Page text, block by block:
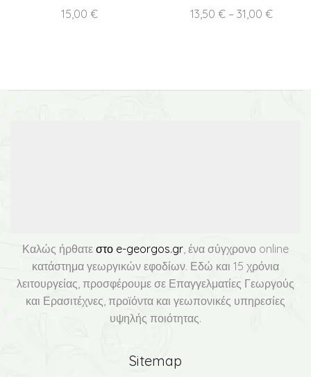
15,00 €
Ευθυμιάδης
13,50 € – 31,00 €Price
Καλώς ήρθατε στο e-georgos.gr , ένα σύγχρονο online
κατάστημα γεωργικών εφοδίων. Εδώ και 15 χρόνια
λειτουργείας, προσφέρουμε σε Επαγγελματίες Γεωργούς
και Ερασιτέχνες, προϊόντα και γεωπονικές υπηρεσίες
υψηλής ποιότητας.
Sitemap